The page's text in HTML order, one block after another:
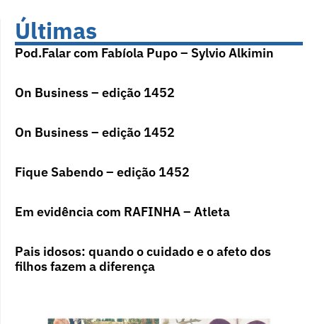
Últimas
Pod.Falar com Fabíola Pupo – Sylvio Alkimin
On Business – edição 1452
On Business – edição 1452
Fique Sabendo – edição 1452
Em evidência com RAFINHA – Atleta
Pais idosos: quando o cuidado e o afeto dos
filhos fazem a diferença